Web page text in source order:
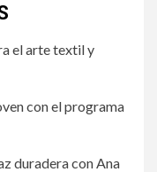
el arte textil y
con el programa
duradera con Ana